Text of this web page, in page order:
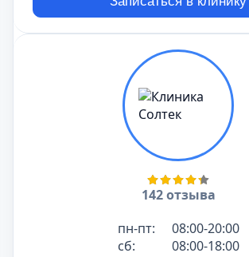
142 отзыва
пн-пт:
08:00-20:00
сб:
08:00-18:00